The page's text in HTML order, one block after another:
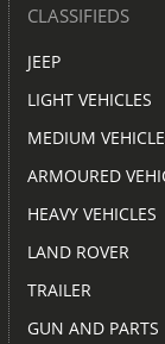
CLASSIFIEDS
JEEP
LIGHT VEHICLES
MEDIUM
ARMOURED
HEAVY VEHICLES
LAND ROVER
TRAILER
GUN AND PARTS